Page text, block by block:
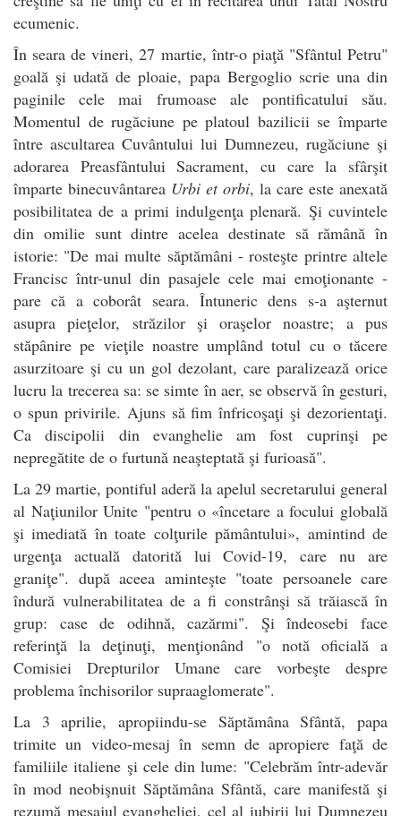
ecumenic.
În seara de vineri, 27 martie, într-o piaţă "Sfântul Petru"
goală şi udată de ploaie, papa Bergoglio scrie una din
paginile cele mai frumoase ale pontificatului său.
Momentul de rugăciune pe platoul bazilicii se împarte
între ascultarea Cuvântului lui Dumnezeu, rugăciune şi
adorarea Preasfântului Sacrament, cu care la sfârşit
împarte binecuvântarea Urbi et orbi, la care este anexată
posibilitatea de a primi indulgenţa plenară. Şi cuvintele
din omilie sunt dintre acelea destinate să rămână în
istorie: "De mai multe săptămâni - rosteşte printre altele
Francisc într-unul din pasajele cele mai emoţionante -
pare că a coborât seara. Întuneric dens s-a aşternut
asupra pieţelor, străzilor şi oraşelor noastre; a pus
stăpânire pe vieţile noastre umplând totul cu o tăcere
asurzitoare şi cu un gol dezolant, care paralizează orice
lucru la trecerea sa: se simte în aer, se observă în gesturi,
o spun privirile. Ajuns să fim înfricoşaţi şi dezorientaţi.
Ca discipolii din evanghelie am fost cuprinşi pe
nepregătite de o furtună neaşteptată şi furioasă".
La 29 martie, pontiful aderă la apelul secretarului general
al Naţiunilor Unite "pentru o «încetare a focului globală
şi imediată în toate colţurile pământului», amintind de
urgenţa actuală datorită lui Covid-19, care nu are
graniţe". după aceea aminteşte "toate persoanele care
îndură vulnerabilitatea de a fi constrânşi să trăiască în
grup: case de odihnă, cazărmi". Şi îndeosebi face
referinţă la deţinuţi, menţionând "o notă oficială a
Comisiei Drepturilor Umane care vorbeşte despre
problema închisorilor supraaglomerate".
La 3 aprilie, apropiindu-se Săptămâna Sfântă, papa
trimite un video-mesaj în semn de apropiere faţă de
familiile italiene şi cele din lume: "Celebrăm într-adevăr
în mod neobişnuit Săptămâna Sfântă, care manifestă şi
rezumă mesajul evangheliei, cel al iubirii lui Dumnezeu